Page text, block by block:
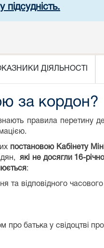
підсудність.
ДІЯЛЬНОСТІ
за кордон?
правила перетину
постановою Кабінету
які не досягли 16-
:
та відповідного
батька у свідоцтві